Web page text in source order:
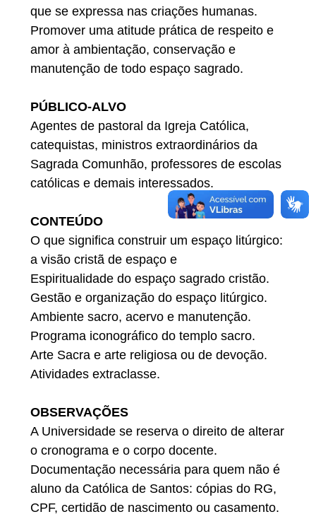
que se expressa nas criações humanas.
Promover uma atitude prática de respeito e
amor à ambientação, conservação e
manutenção de todo espaço sagrado.
PÚBLICO-ALVO
Agentes de pastoral da Igreja Católica,
catequistas, ministros extraordinários da
Sagrada Comunhão, professores de escolas
católicas e demais interessados.
CONTEÚDO
O que significa construir um espaço litúrgico:
a visão cristã de espaço e
Espiritualidade do espaço sagrado cristão.
Gestão e organização do espaço litúrgico.
Ambiente sacro, acervo e manutenção.
Programa iconográfico do templo sacro.
Arte Sacra e arte religiosa ou de devoção.
Atividades extraclasse.
OBSERVAÇÕES
A Universidade se reserva o direito de alterar
o cronograma e o corpo docente.
Documentação necessária para quem não é
aluno da Católica de Santos: cópias do RG,
CPF, certidão de nascimento ou casamento.